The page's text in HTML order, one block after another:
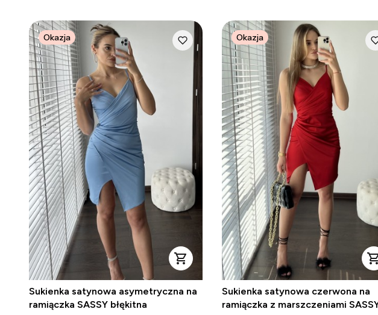
Okazja
Sukienka satynowa asymetryczna na
ramiączka SASSY błękitna
Okazja
Sukienka satynowa czerwona na
ramiączka z marszczeniami